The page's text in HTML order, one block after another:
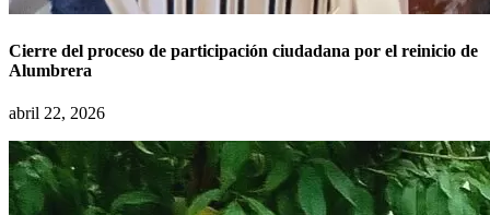
Cierre del proceso de participación ciudadana por el reinicio de
Alumbrera
abril 22, 2026